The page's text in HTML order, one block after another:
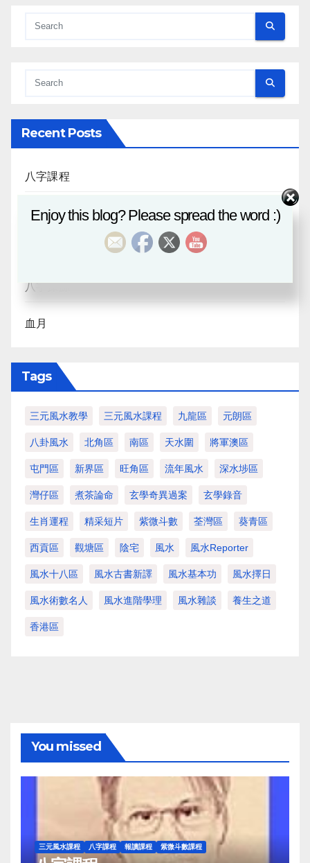
Recent Posts
八字課程
風水班招生
八字探源
血月
Tags
三元風水教學 三元風水課程 九龍區 元朗區
八卦風水 北角區 南區 天水圍 將軍澳區
屯門區 新界區 旺角區 流年風水 深水埗區
灣仔區 煮茶論命 玄學奇異過案 玄學錄音
生肖運程 精采短片 紫微斗數 荃灣區 葵青區
西貢區 觀塘區 陰宅 風水 風水Reporter
風水十八區 風水古書新譯 風水基本功 風水擇日
風水術數名人 風水進階學理 風水雜談 養生之道
香港區
You missed
三元風水課程 八字課程 報讀課程 紫微斗數課程
Enjoy this blog? Please spread the word :)